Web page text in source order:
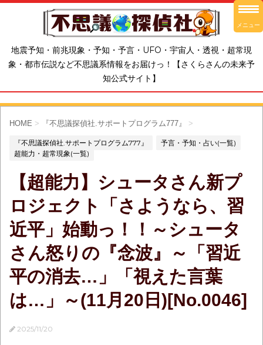
地震予知・前兆現象・予知・予言・UFO・宇宙人・透視・超常現
象・都市伝説など不思議系情報をお届けっ！【さくらさんの未来予
知公式サイト】
HOME > 『不思議探偵社.サポートプログラム777』 >
『不思議探偵社.サポートプログラム777』
予言・予知・占い(一覧)
超能力・超常現象(一覧)
【超能力】シュータさん新プ
ロジェクト「さようなら、習
近平」始動っ！！～シュータ
さん怒りの『念波』～「習近
平の消去…」「視えた言葉
は…」～(11月20日)[No.0046]
2025/11/20
メニュー